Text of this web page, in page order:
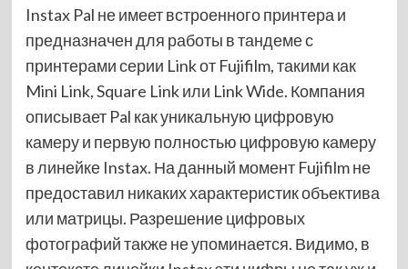
Instax Pal не имеет встроенного принтера и
предназначен для работы в тандеме с
принтерами серии Link от Fujifilm, такими как
Mini Link, Square Link или Link Wide. Компания
описывает Pal как уникальную цифровую
камеру и первую полностью цифровую камеру
в линейке Instax. На данный момент Fujifilm не
предоставил никаких характеристик объектива
или матрицы. Разрешение цифровых
фотографий также не упоминается. Видимо, в